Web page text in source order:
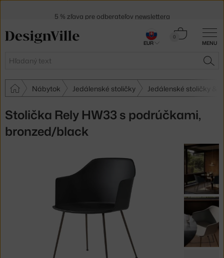
MENU
Hľadať
0
Košík
Nábytok Jedálenské stoličky Jedálenské stoličky
Stolička Rely HW33 s podrúčkami,
bronzed/black
30 dní na vrátenie tovaru
EUR